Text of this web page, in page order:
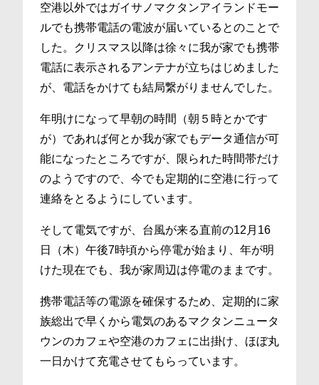
空港以外ではガイサノマクタンアイランドモー
ルでも携帯電話の電波が届いているとのことで
した。クリスマス以降は徐々に我が家でも携帯
電話に表示されるアンテナが立ちはじめました
が、電話をかけても結局繋がりませんでした。
年明けになって早朝の時間（朝５時とかです
が）であれば何とか我が家でもデータ通信が可
能になったところですが、限られた時間帯だけ
のようですので、今でも定期的に空港に行って
連絡をとるようにしています。
そして電気ですが、台風が来る直前の12月16
日（木）午後7時頃から停電が始まり、年が明
けた現在でも、我が家周辺は停電のままです。
携帯電話等の電源を確保するため、定期的に家
族総出で早くから電気のあるマクタンニュータ
ウンのカフェや空港のカフェに出掛け、ほぼ丸
一日かけて充電させてもらっています。